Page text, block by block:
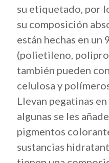
su etiquetado, por
su composición
están hechas en un
(polietileno,
también pueden
celulosa y
Llevan pegatinas
algunas se les
pigmentos
sustancias